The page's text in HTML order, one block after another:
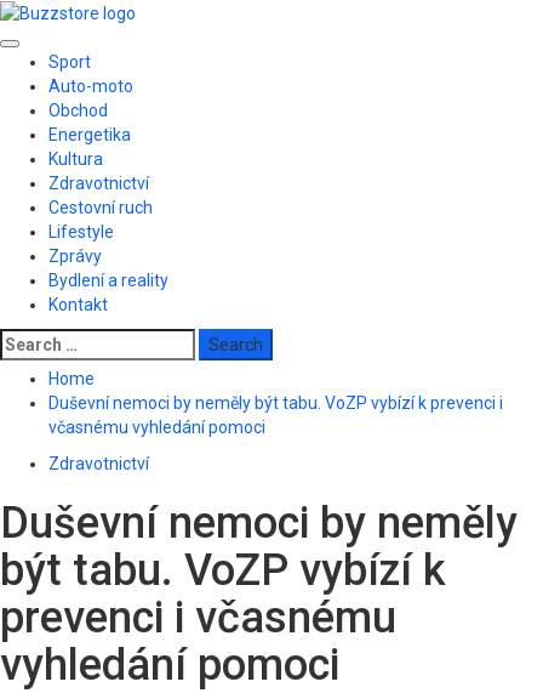
Skip
content
Primary
Menu
Sport
Auto-moto
Obchod
Energetika
Kultura
Zdravotnictví
Cestovní ruch
Lifestyle
Zprávy
Bydlení a reality
Kontakt
Search
for:
Home
Duševní nemoci by neměly být tabu. VoZP vybízí k prevenci i
včasnému vyhledání pomoci
Zdravotnictví
Duševní nemoci by neměly
být tabu. VoZP vybízí k
prevenci i včasnému
vyhledání pomoci